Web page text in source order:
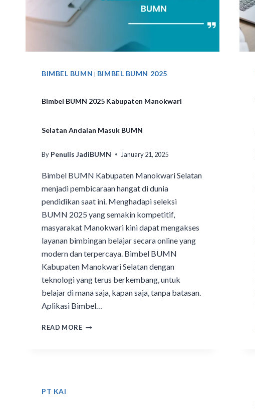
BIMBEL BUMN | BIMBEL BUMN 2025
Bimbel BUMN 2025 Kabupaten Manokwari
Selatan Andalan Masuk BUMN
By Penulis JadiBUMN January 21, 2025
Bimbel BUMN Kabupaten Manokwari Selatan
menjadi pembicaraan hangat di dunia
pendidikan saat ini. Menghadapi seleksi
BUMN 2025 yang semakin kompetitif,
masyarakat Manokwari kini dapat mengakses
layanan bimbingan belajar secara online yang
modern dan terpercaya. Bimbel BUMN
Kabupaten Manokwari Selatan dengan
teknologi yang terus berkembang, untuk
belajar di mana saja, kapan saja, tanpa batasan.
Aplikasi Bimbel…
READ MORE
PT KAI